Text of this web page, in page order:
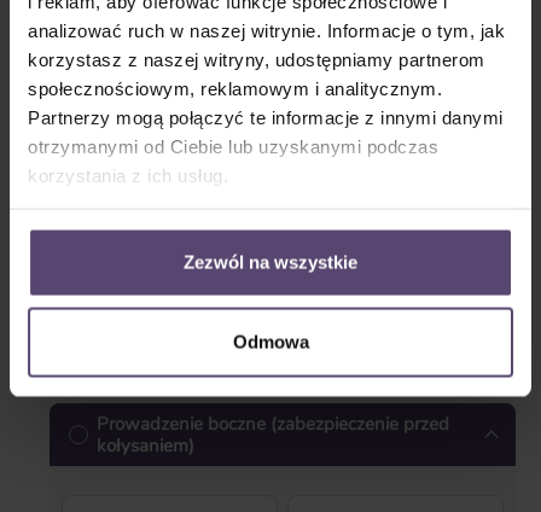
analizować ruch w naszej witrynie. Informacje o tym, jak
korzystasz z naszej witryny, udostępniamy partnerom
społecznościowym, reklamowym i analitycznym.
Partnerzy mogą połączyć te informacje z innymi danymi
otrzymanymi od Ciebie lub uzyskanymi podczas
korzystania z ich usług.
Zezwól na wszystkie
Odmowa
lewy prawy
* Proszę podać ilość *
Blenda
Prowadzenie boczne (zabezpieczenie przed
kołysaniem)